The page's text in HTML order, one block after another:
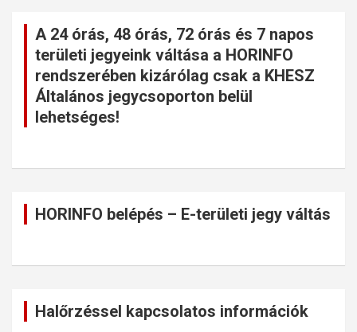
A 24 órás, 48 órás, 72 órás és 7 napos
területi jegyeink váltása a HORINFO
rendszerében kizárólag csak a KHESZ
Általános jegycsoporton belül
lehetséges!
HORINFO belépés – E-területi jegy váltás
Halőrzéssel kapcsolatos információk